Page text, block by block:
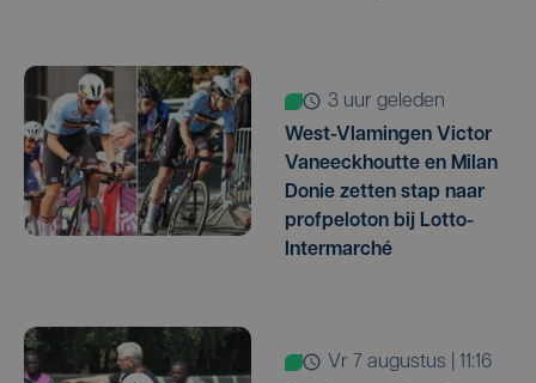
3 uur geleden
West-Vlamingen Victor
Vaneeckhoutte en Milan
Donie zetten stap naar
profpeloton bij Lotto-
Intermarché
vr 7 augustus | 11:16